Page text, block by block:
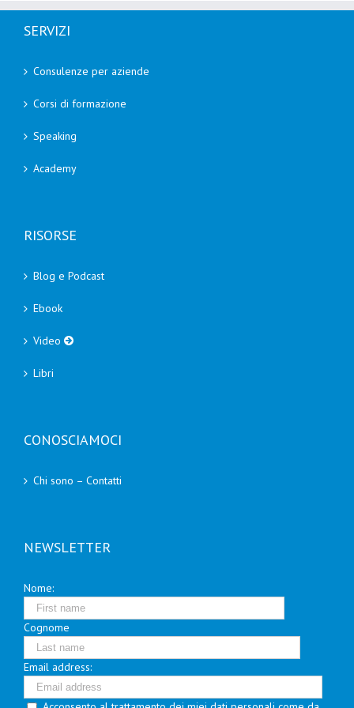
SERVIZI
Consulenze per aziende
Corsi di formazione
Speaking
Academy
RISORSE
Blog e Podcast
Ebook
Video
Libri
CONOSCIAMOCI
Chi sono – Contatti
NEWSLETTER
Nome:
Cognome
Email address: